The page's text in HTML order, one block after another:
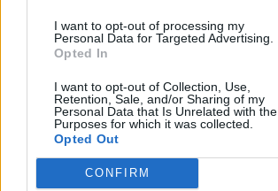
I want to opt-out of processing my
Personal Data for Targeted Advertising.
Opted In
I want to opt-out of Collection, Use,
Retention, Sale, and/or Sharing of my
Personal Data that Is Unrelated with the
Purposes for which it was collected.
Opted Out
CONFIRM